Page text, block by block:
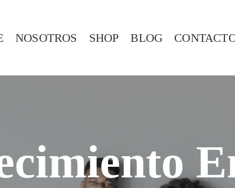
NOSOTROS SHOP BLOG